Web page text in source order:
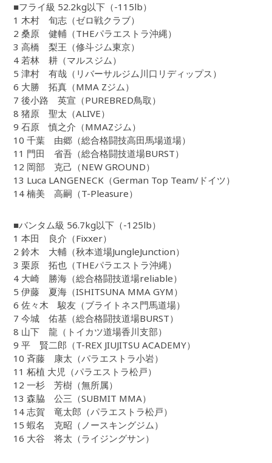
■フライ級 52.2kg以下（-115lb）
1 木村 旬志（ゼロ戦クラブ）
2 桑原 健輔（THEパラエストラ沖縄）
3 高橋 梨王（修斗ジム東京）
4 若林 耕（マルスジム）
5 津村 有哉（リバーサルジム川口リディップス）
6 大勝 拓真（MMA Zジム）
7 後小路 英宣（PUREBRED鳥取）
8 猪原 聖太（ALIVE）
9 石原 慎之介（MMAZジム）
10 千葉 由郷（総合格闘技高田馬場道場）
11 門田 省吾（総合格闘技道場BURST）
12 岡部 克己（NEW GROUND）
13 Luca LANGENECK（German Top Team/ドイツ）
14 楠美 高嗣（T-Pleasure）
■バンタム級 56.7kg以下（-125lb）
1 本田 良介（Fixxer）
2 鈴木 大輔（秋本道場JungleJunction）
3 栗原 拓也（THEパラエストラ沖縄）
4 大崎 勝海（総合格闘技道場reliable）
5 伊藤 夏海（ISHITSUNA MMA GYM）
6 佐々木 駿友（ブライトネス門馬道場）
7 今城 佑基（総合格闘技道場BURST）
8 山下 龍（トイカツ道場香川支部）
9 平 賢二郎（T-REX JIUJITSU ACADEMY）
10 斉藤 康太（パラエストラ小岩）
11 柘植 大児（パラエストラ松戸）
12 一杉 芳樹（無所属）
13 森脇 公三（SUBMIT MMA）
14 志賀 竜太郎（パラエストラ松戸）
15 蝦名 克昭（ノースキングジム）
16 大谷 将太（ライジングサン）